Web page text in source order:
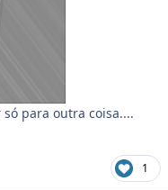
para outra coisa....
1